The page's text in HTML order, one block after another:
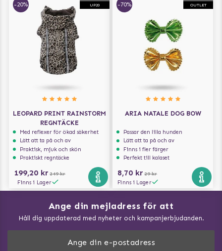
UP20
-20%
LEOPARD PRINT RAINSTORM
REGNTÄCKE
Med reflexer för ökad säkerhet
Lätt att ta på och av
Praktisk, mjuk och skön
Praktiskt regntäcke
199,20 kr 249 kr
Finns i Lager
OUTLET
-70%
ARIA NATALE DOG BOW
Passar den lilla hunden
Lätt att ta på och av
Finns i fler färger
Perfekt till kalaset
8,70 kr 29 kr
Finns i Lager
Ange din mejladress för att
Håll dig uppdaterad med nyheter och kampanjerbjudanden.
Vad kan hundar äta?